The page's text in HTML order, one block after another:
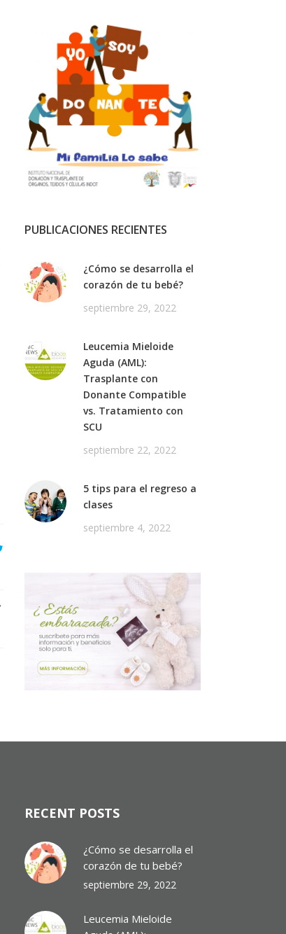
PUBLICACIONES RECIENTES
¿Cómo se desarrolla el
corazón de tu bebé?
septiembre 29, 2022
Leucemia Mieloide
Aguda (AML):
Trasplante con
Donante Compatible
vs. Tratamiento con
SCU
septiembre 22, 2022
5 tips para el regreso a
clases
septiembre 4, 2022
RECENT POSTS
¿Cómo se desarrolla el
corazón de tu bebé?
septiembre 29, 2022
Leucemia Mieloide